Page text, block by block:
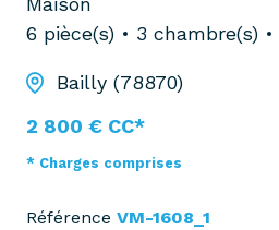
pro
6 pièce(s)
3 chambre(s)
Bailly (78870)
2 800 € CC*
* Charges comprises
Référence VM-1608_1